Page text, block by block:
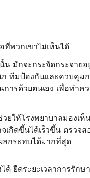
ที่พวกเขาไม่เห็นได้
น มักจะกระจัดกระจาย
ทีมป้องกันและควบคุมก
ารด้วยตนเอง เพื่อทำค
ยให้โรงพยาบาลมองเห็
กิดขึ้นได้เร็วขึ้น ตรวจส
ลกระทบได้มากที่สุด
ยืดระยะเวลาการรักษ